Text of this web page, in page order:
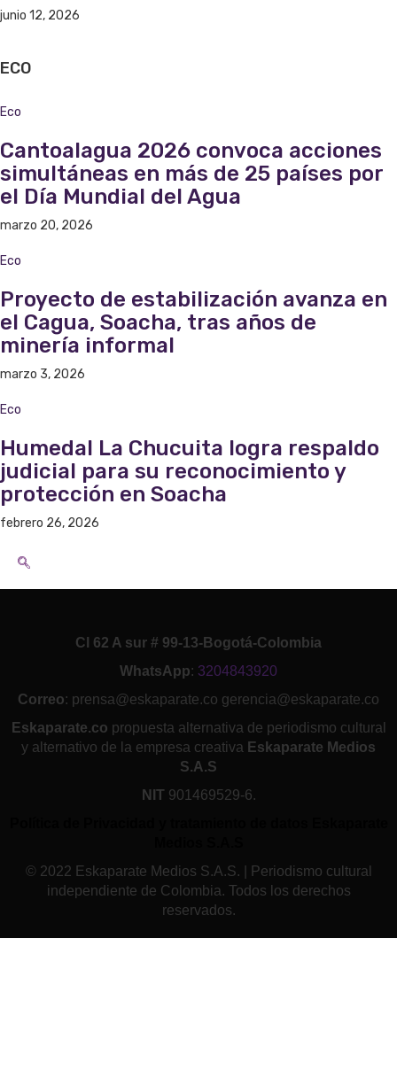
junio 12, 2026
ECO
Eco
Cantoalagua 2026 convoca acciones
simultáneas en más de 25 países por
el Día Mundial del Agua
marzo 20, 2026
Eco
Proyecto de estabilización avanza en
el Cagua, Soacha, tras años de
minería informal
marzo 3, 2026
Eco
Humedal La Chucuita logra respaldo
judicial para su reconocimiento y
protección en Soacha
febrero 26, 2026
Cl 62 A sur # 99-13-Bogotá-Colombia
WhatsApp: 3204843920
Correo: prensa@eskaparate.co gerencia@eskaparate.co
Eskaparate.co propuesta alternativa de periodismo cultural
y alternativo de la empresa creativa Eskaparate Medios
S.A.S
NIT 901469529-6.
© 2022 Eskaparate Medios S.A.S. | Periodismo cultural
independiente de Colombia. Todos los derechos
reservados.